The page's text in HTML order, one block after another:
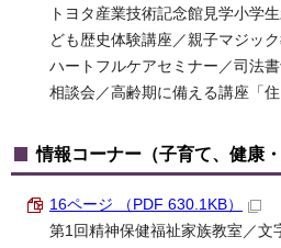
トヨタ産業技術記念館見学小学
ども歴史体験講座／親子マジッ
ハートフルケアセミナー／司法
相談会／高齢期に備える講座「住
情報コーナー（子育て、健康・
16ページ （PDF 630.1KB）
第1回精神保健福祉家族教室／文